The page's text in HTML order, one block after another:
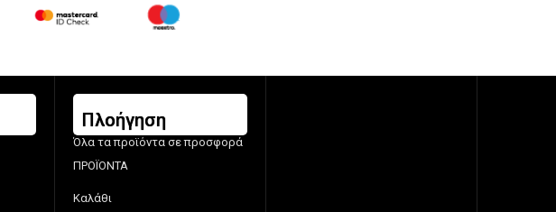
Πλοήγηση
Όλα τα προϊόντα σε προσφορά
ΠΡΟΪΟΝΤΑ
Καλάθι